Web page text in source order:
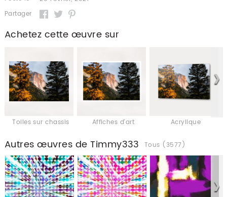
Partager
Achetez cette œuvre sur
Toiles sur chassis Affiches d'art Acrylique
Autres œuvres de Timmy333 Tous (3577)